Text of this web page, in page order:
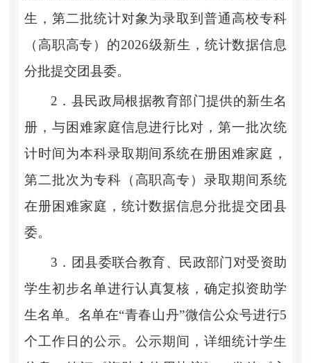
生，第二批统计对象为录取到普通高校专科
（高职高专）的2026级新生，统计数据信息
分批提交团县委。
2． 县民政局根据教育部门提供的新生名
册，与困难家庭信息进行比对，第一批次统
计时间为本科录取期间系统在册困难家庭，
第二批次为专科（高职高专）录取期间系统
在册困难家庭，统计数据信息分批提交团县
委。
3． 团县委联合教育、民政部门对受资助
学生初步名单进行认真复核，确定拟资助学
生名单。名单在“青春山丹”微信公众号进行5
个工作日的公示。公示期间，详细统计学生